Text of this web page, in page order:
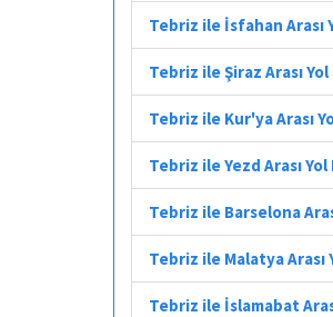
Tebriz ile İsfahan Arası
Tebriz ile Şiraz Arası
Tebriz ile Kur'ya Arası
Tebriz ile Yezd Arası
Tebriz ile Barselona
Tebriz ile Malatya
Tebriz ile İslamabat